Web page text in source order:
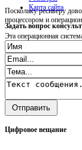
Поскольку ресиверу
процессором и
Эта операционная
Карта сайта
Задать вопрос
Цифровое вещание